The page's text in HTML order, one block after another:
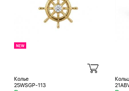
Колье
25WSGP-113